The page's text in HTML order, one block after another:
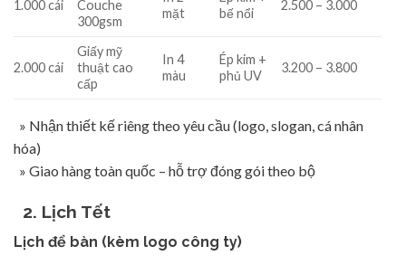
1.000 cái
Couche
300gsm
mặt
bế nổi
2.500 – 3.000
2.000 cái
Giấy mỹ
thuật cao
cấp
In 4
màu
Ép kim +
phủ UV
3.200 – 3.800
» Nhận thiết kế riêng theo yêu cầu (logo, slogan, cá nhân
hóa)
» Giao hàng toàn quốc – hỗ trợ đóng gói theo bộ
2. Lịch Tết
Lịch để bàn (kèm logo công ty)